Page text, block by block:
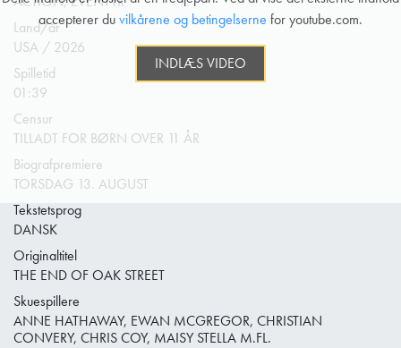
accepterer duvilkårene og betingelserne for youtube.com.
INDLÆS VIDEO
Land/år
USA / 2026
Spilletid
01:39
Censur
TILLADT FOR BØRN OVER 11 ÅR
Biografpremiere
TORSDAG 13. AUGUST
Tekstetsprog
DANSK
Originaltitel
THE END OF OAK STREET
Skuespillere
ANNE HATHAWAY, EWAN MCGREGOR, CHRISTIAN
CONVERY, CHRIS COY, MAISY STELLA M.FL.